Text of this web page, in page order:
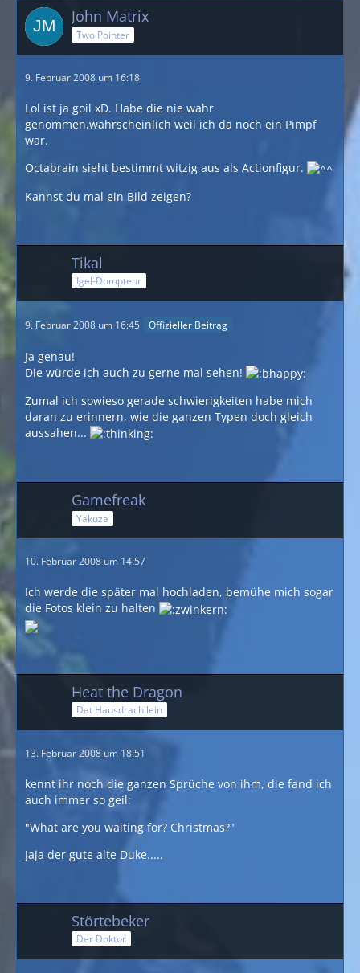
John Matrix
Two Pointer
9. Februar 2008 um 16:18
Lol ist ja goil xD. Habe die nie wahr
genommen,wahrscheinlich weil ich da noch ein Pimpf
war.
Octabrain sieht bestimmt witzig aus als Actionfigur.
Kannst du mal ein Bild zeigen?
Tikal
Igel-Dompteur
9. Februar 2008 um 16:45 Offizieller Beitrag
Ja genau!
Die würde ich auch zu gerne mal sehen!
Zumal ich sowieso gerade schwierigkeiten habe mich
daran zu erinnern, wie die ganzen Typen doch gleich
aussahen...
Gamefreak
Yakuza
10. Februar 2008 um 14:57
Ich werde die später mal hochladen, bemühe mich sogar
die Fotos klein zu halten
Heat the Dragon
Dat Hausdrachilein
13. Februar 2008 um 18:51
kennt ihr noch die ganzen Sprüche von ihm, die fand ich
auch immer so geil:
"What are you waiting for? Christmas?"
Jaja der gute alte Duke.....
Störtebeker
Der Doktor